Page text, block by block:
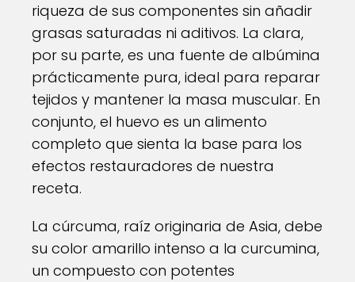
riqueza de sus componentes sin añadir
grasas saturadas ni aditivos. La clara,
por su parte, es una fuente de albúmina
prácticamente pura, ideal para reparar
tejidos y mantener la masa muscular. En
conjunto, el huevo es un alimento
completo que sienta la base para los
efectos restauradores de nuestra
receta.
La cúrcuma, raíz originaria de Asia, debe
su color amarillo intenso a la curcumina,
un compuesto con potentes